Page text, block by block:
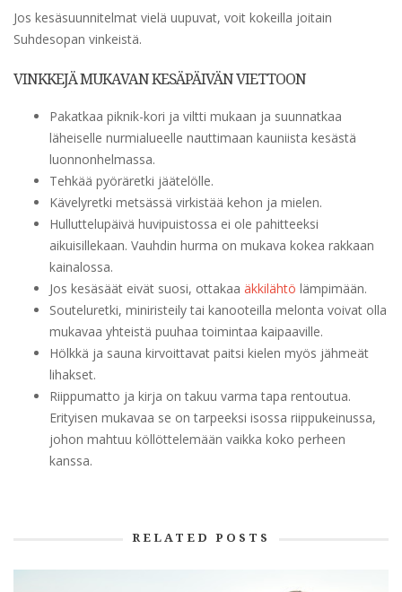
Jos kesäsuunnitelmat vielä uupuvat, voit kokeilla joitain
Suhdesopan vinkeistä.
VINKKEJÄ MUKAVAN KESÄPÄIVÄN VIETTOON
Pakatkaa piknik-kori ja viltti mukaan ja suunnatkaa
läheiselle nurmialueelle nauttimaan kauniista kesästä
luonnonhelmassa.
Tehkää pyöräretki jäätelölle.
Kävelyretki metsässä virkistää kehon ja mielen.
Hulluttelupäivä huvipuistossa ei ole pahitteeksi
aikuisillekaan. Vauhdin hurma on mukava kokea rakkaan
kainalossa.
Jos kesäsäät eivät suosi, ottakaa äkkilähtö lämpimään.
Souteluretki, miniristeily tai kanooteilla melonta voivat olla
mukavaa yhteistä puuhaa toimintaa kaipaaville.
Hölkkä ja sauna kirvoittavat paitsi kielen myös jähmeät
lihakset.
Riippumatto ja kirja on takuu varma tapa rentoutua.
Erityisen mukavaa se on tarpeeksi isossa riippukeinussa,
johon mahtuu köllöttelemään vaikka koko perheen
kanssa.
RELATED POSTS